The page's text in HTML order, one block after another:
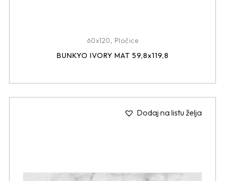
60x120, Pločice
BUNKYO IVORY MAT 59,8x119,8
Dodaj na listu želja